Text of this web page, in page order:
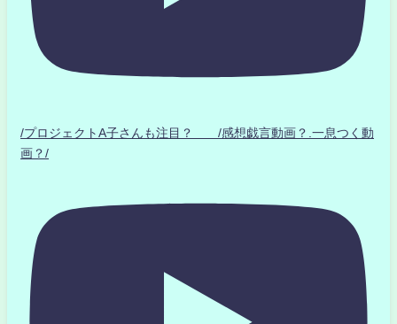
/プロジェクトA子さんも注目？ /感想戯言動画？.一息つく動
画？/